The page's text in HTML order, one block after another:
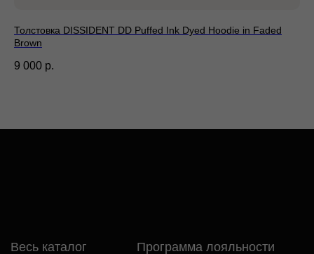
Толстовка DISSIDENT DD Puffed Ink Dyed Hoodie in Faded
Brown
9 000 р.